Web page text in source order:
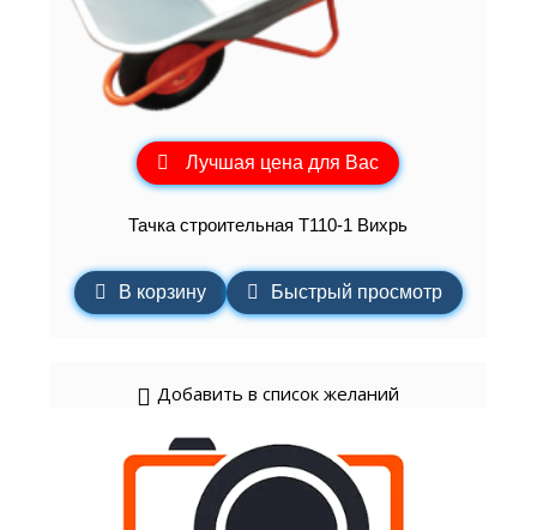
Лучшая цена для Вас
Тачка строительная Т110-1 Вихрь
В корзину Быстрый просмотр
Добавить в список желаний